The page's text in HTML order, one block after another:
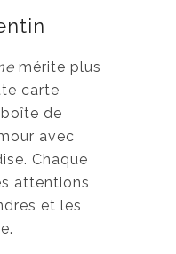
g
e
d
e
p
r
i
x
mérite plus
carte
de
avec
Chaque
attentions
et les